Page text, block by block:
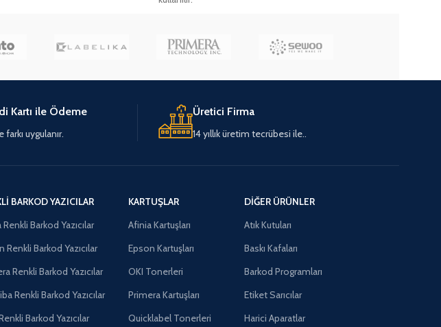
Kartı ile Ödeme
farkı uygulanır.
Üretici Firma
14 yıllık üretim tecrübesi ile..
BARKOD YAZICILAR
Barkod Yazıcılar
Renkli Barkod Yazıcılar
Renkli Barkod Yazıcılar
Renkli Barkod Yazıcılar
Barkod Yazıcılar
KARTUŞLAR
Afinia Kartuşları
Epson Kartuşları
OKI Tonerleri
Primera Kartuşları
Quicklabel Tonerleri
DIĞER ÜRÜNLER
Atık Kutuları
Baskı Kafaları
Barkod Programları
Etiket Sarıcılar
Harici Aparatlar